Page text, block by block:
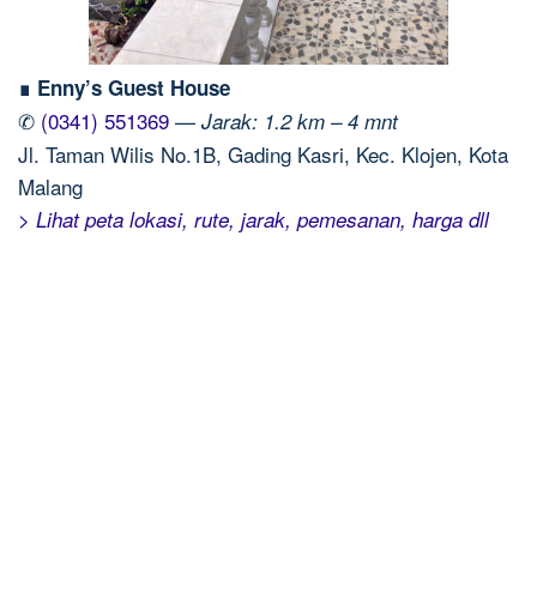
∎ Enny’s Guest House
✆ (0341) 551369 — Jarak: 1.2 km – 4 mnt
Jl. Taman Wilis No.1B, Gading Kasri, Kec. Klojen, Kota
Malang
> Lihat peta lokasi, rute, jarak, pemesanan, harga dll